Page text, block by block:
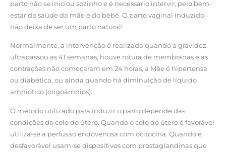
parto não se iniciou sozinho e é necessário intervir, pelo bem-
estar da saúde da mãe e do bebé. O parto vaginal induzido
não deixa de ser um parto natural!
Normalmente, a intervenção é realizada quando a gravidez
ultrapassou as 41 semanas, houve rotura de membranas e as
contrações não começaram em 24 horas, a Mãe é hipertensa
ou diabética, ou ainda quando há diminuição de líquido
amniótico (oligoâmnios).
O método utilizado para induzir o parto depende das
condições do colo do útero. Quando o colo do útero é favorável
utiliza-se a perfusão endovenosa com ocitocina. Quando é
desfavorável usam-se dispositivos com prostaglandinas que